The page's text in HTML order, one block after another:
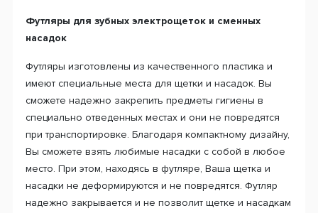
Футляры для зубных электрощеток и сменных
насадок
Футляры изготовлены из качественного пластика и
имеют специальные места для щетки и насадок. Вы
сможете надежно закрепить предметы гигиены в
специально отведенных местах и они не повредятся
при транспортировке. Благодаря компактному дизайну,
Вы сможете взять любимые насадки с собой в любое
место. При этом, находясь в футляре, Ваша щетка и
насадки не деформируются и не повредятся. Футляр
надежно закрывается и не позволит щетке и насадкам